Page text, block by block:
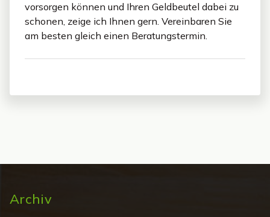
vorsorgen können und Ihren Geldbeutel dabei zu
schonen, zeige ich Ihnen gern. Vereinbaren Sie
am besten gleich einen Beratungstermin.
Archiv